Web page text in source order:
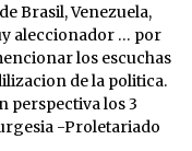
Brasil, Venezuela,
aleccionador … por
los escuchas
de la politica.
perspectiva los 3
-Proletariado